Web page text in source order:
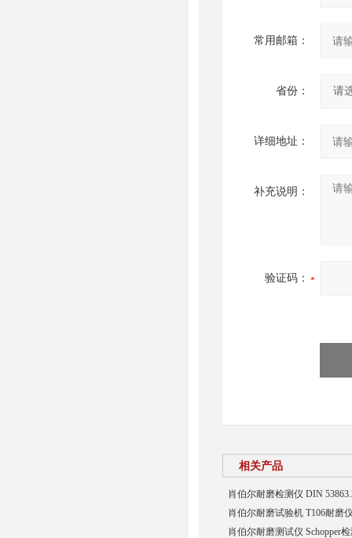
常用邮箱：
省份：
详细地址：
补充说明：
验证码：
相关产品
肖伯尔耐磨检测仪 DIN
肖伯尔耐磨试验机 T106耐磨
肖伯尔耐磨测试仪 Schopper